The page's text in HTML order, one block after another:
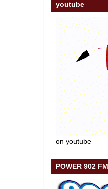
youtube
on youtube
POWER 902 FM